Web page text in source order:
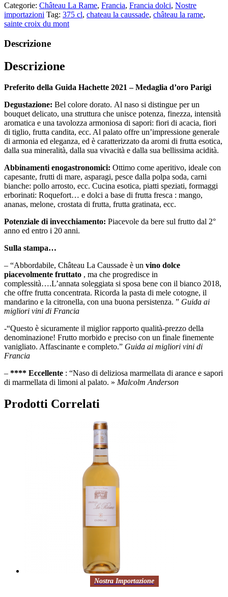
Categorie: Château La Rame, Francia, Francia dolci, Nostre
importazioni Tag: 375 cl, chateau la caussade, château la rame,
sainte croix du mont
Descrizione
Descrizione
Preferito della Guida Hachette 2021 – Medaglia d’oro Parigi
Degustazione: Bel colore dorato. Al naso si distingue per un
bouquet delicato, una struttura che unisce potenza, finezza, intensità
aromatica e una tavolozza armoniosa di sapori: fiori di acacia, fiori
di tiglio, frutta candita, ecc. Al palato offre un’impressione generale
di armonia ed eleganza, ed è caratterizzato da aromi di frutta esotica,
dalla sua mineralità, dalla sua vivacità e dalla sua bellissima acidità.
Abbinamenti enogastronomici: Ottimo come aperitivo, ideale con
capesante, frutti di mare, asparagi, pesce dalla polpa soda, carni
bianche: pollo arrosto, ecc. Cucina esotica, piatti speziati, formaggi
erborinati: Roquefort… e dolci a base di frutta fresca : mango,
ananas, melone, crostata di frutta, frutta gratinata, ecc.
Potenziale di invecchiamento: Piacevole da bere sul frutto dal 2°
anno ed entro i 20 anni.
Sulla stampa…
– “Abbordabile, Château La Caussade è un vino dolce
piacevolmente fruttato , ma che progredisce in
complessità….L’annata soleggiata si sposa bene con il bianco 2018,
che offre frutta concentrata. Ricorda la pasta di mele cotogne, il
mandarino e la citronella, con una buona persistenza. ” Guida ai
migliori vini di Francia
-“Questo è sicuramente il miglior rapporto qualità-prezzo della
denominazione! Frutto morbido e preciso con un finale finemente
vanigliato. Affascinante e completo.” Guida ai migliori vini di
Francia
– **** Eccellente : “Naso di deliziosa marmellata di arance e sapori
di marmellata di limoni al palato. » Malcolm Anderson
Prodotti Correlati
Nostra Importazione